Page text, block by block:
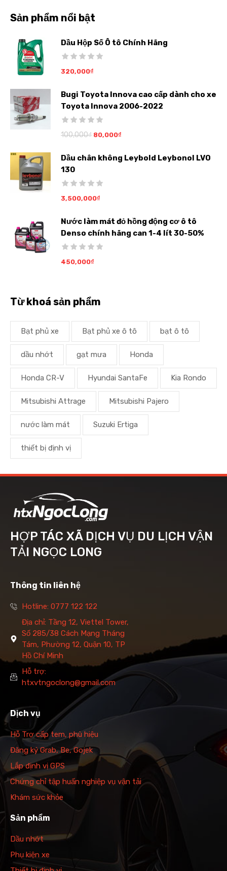
Sản phẩm nổi bật
Dầu Hộp Số Ô tô Chính Hãng
320,000₫
Bugi Toyota Innova cao cấp dành cho xe
Toyota Innova 2006-2022
100,000₫ 80,000₫
Dầu chân không Leybold Leybonol LVO
130
3,500,000₫
Nước làm mát đỏ hồng động cơ ô tô
Denso chính hãng can 1-4 lít 30-50%
450,000₫
Từ khoá sản phẩm
Bạt phủ xe Bạt phủ xe ô tô bạt ô tô
dầu nhớt gạt mưa Honda
Honda CR-V Hyundai SantaFe Kia Rondo
Mitsubishi Attrage Mitsubishi Pajero
nước làm mát Suzuki Ertiga
thiết bị định vị
HỢP TÁC XÃ DỊCH VỤ DU LỊCH VẬN
TẢI NGỌC LONG
Thông tin liên hệ
Hotline: 0777 122 122
Địa chỉ: Tầng 12, Viettel Tower,
Số 285/38 Cách Mạng Tháng
Tám, Phường 12, Quận 10, TP
Hồ Chí Minh
Hỗ trợ:
htxvtngoclong@gmail.com
Dịch vụ
Hỗ Trợ cấp tem, phù hiệu
Đăng ký Grab, Be, Gojek
Lắp định vị GPS
Chứng chỉ tập huấn nghiệp vụ vận tải
Khám sức khỏe
Sản phẩm
Dầu nhớt
Phụ kiện xe